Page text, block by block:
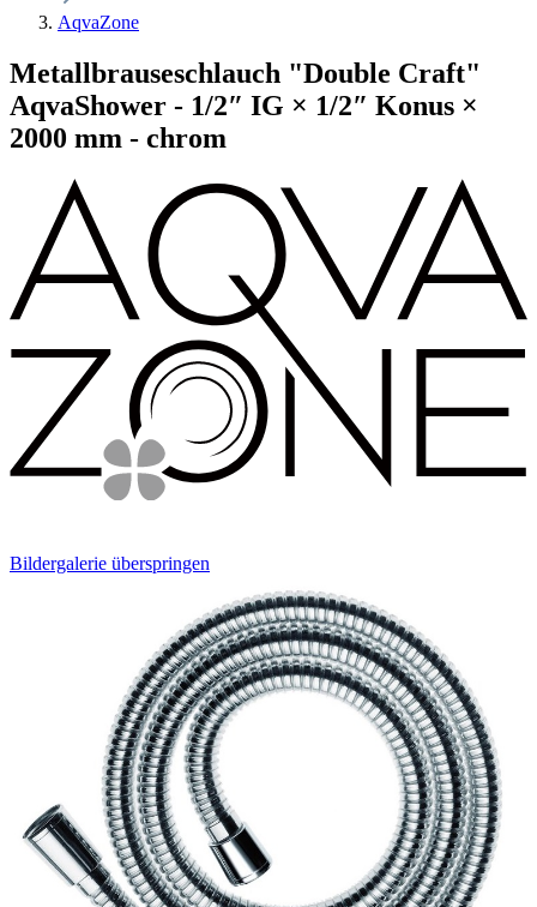
AqvaZone
Metallbrauseschlauch "Double Craft"
AqvaShower - 1/2″ IG × 1/2″ Konus ×
2000 mm - chrom
Bildergalerie überspringen